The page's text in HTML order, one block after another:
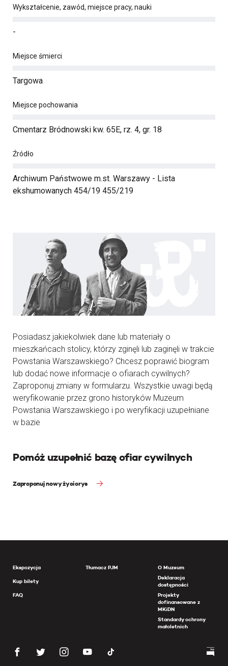
Wykształcenie, zawód, miejsce pracy, nauki
-
Miejsce śmierci
Targowa
Miejsce pochowania
Cmentarz Bródnowski kw. 65E, rz. 4, gr. 18
Źródło
Archiwum Państwowe m.st. Warszawy - Lista
ekshumowanych 454/19 455/219
Posiadasz jakiekolwiek dane lub materiały o
mieszkańcach stolicy, którzy zginęli lub zaginęli w trakcie
Powstania Warszawskiego? Chcesz poprawić biogram
lub dodać nowe informacje o ofiarach cywilnych?
Zaproponuj zmiany w formularzu. Wszystkie uwagi będą
weryfikowanie przez grono historyków Muzeum
Powstania Warszawskiego i po weryfikacji uzupełniane
w bazie
Pomóż uzupełnić bazę ofiar cywilnych
Zaproponuj nowy życiorys
Ekspozycja
Kup bilety
FAQ
Tłumacz PJM
O Muzeum
Deklaracja
dostępności
Projekty
dofinansowane z
MKiDN
Standardy ochrony
małoletnich